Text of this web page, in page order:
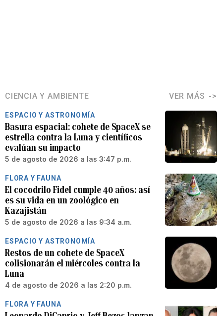
CIENCIA Y AMBIENTE VER MÁS
ESPACIO Y ASTRONOMÍA
Basura espacial: cohete de SpaceX se
estrella contra la Luna y científicos
evalúan su impacto
5 de agosto de 2026 a las 3:47 p.m.
FLORA Y FAUNA
El cocodrilo Fidel cumple 40 años: así
es su vida en un zoológico en
Kazajistán
5 de agosto de 2026 a las 9:34 a.m.
ESPACIO Y ASTRONOMÍA
Restos de un cohete de SpaceX
colisionarán el miércoles contra la
Luna
4 de agosto de 2026 a las 2:20 p.m.
FLORA Y FAUNA